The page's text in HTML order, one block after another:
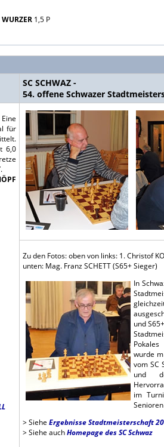
1,5 P
SC SCHWAZ -
54. offene Schwazer
für
6,0
.
Zu den Fotos: oben von links: 1. Christof
unten: Mag. Franz SCHETT (S65+ Sieger)
In
und
wurde
vom SC
und
im
> Siehe Ergebnisse Stadtmeisterschaft
> Siehe auchHomepage des SC Schwaz